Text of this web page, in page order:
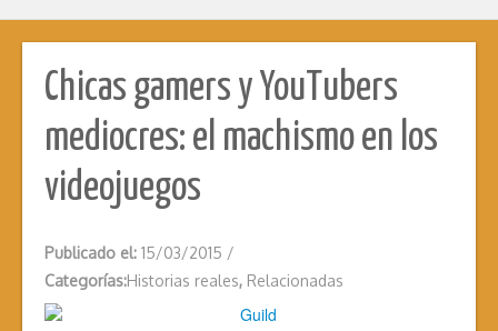
Chicas gamers y YouTubers
mediocres: el machismo en los
videojuegos
Publicado el: 15/03/2015 /
Categorías:Historias reales, Relacionadas